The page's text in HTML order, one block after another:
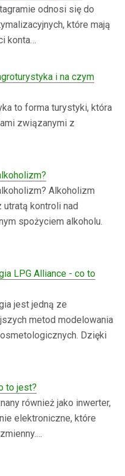
odnosi się do
które mają
konta…
i na czym
to forma turystyki, która
związanymi z
Alkoholizm
utratą kontroli nad
spożyciem alkoholu.
LPG Alliance - co to
jest jedną ze
metod modelowania
Dzięki
to jest?
również jako inwerter,
elektroniczne, które